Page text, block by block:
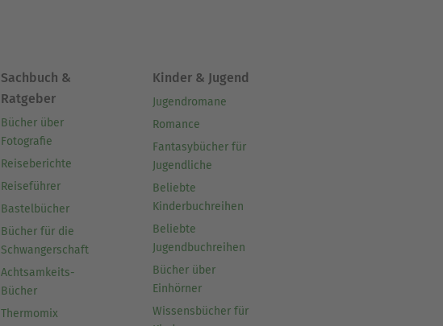
Sachbuch &
Ratgeber
Bücher über
Fotografie
Reiseberichte
Reiseführer
Bastelbücher
Bücher für die
Schwangerschaft
Achtsamkeits-
Bücher
Thermomix
Kinder & Jugend
Jugendromane
Romance
Fantasybücher für
Jugendliche
Beliebte
Kinderbuchreihen
Beliebte
Jugendbuchreihen
Bücher über
Einhörner
Wissensbücher für